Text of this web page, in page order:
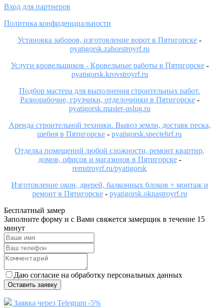
Вход для партнеров
Политика конфиденциальности
Установка заборов, изготовление ворот в Пятигорске -
pyatigorsk.zaborstroyrf.ru
Услуги кровельщиков - Кровельные работы в Пятигорске-
pyatigorsk.krovstroyrf.ru
Подбор мастера для выполнения строительных работ.
Разнорабочие, грузчики, отделочники в Пятигорске-
pyatigorsk.master-uslug.ru
Аренда строительной техники. Вывоз земли, доставк песка,
щебня в Пятигорске - pyatigorsk.spectehrf.ru
Отделка помещений любой сложности, ремонт квартир,
домов, офисов и магазинов в Пятигорске-
remstroyrf.ru/pyatigorsk
Изготовление окон, дверей, балконных блоков + монтаж и
ремонт в Пятигорске- pyatigorsk.oknastroyrf.ru
Бесплатный замер
Заполните форму и с Вами свяжется замерщик в течение 15
минут
Даю согласие на обработку персональных данных
Оставить заявку
Заявка через Telegram -5%